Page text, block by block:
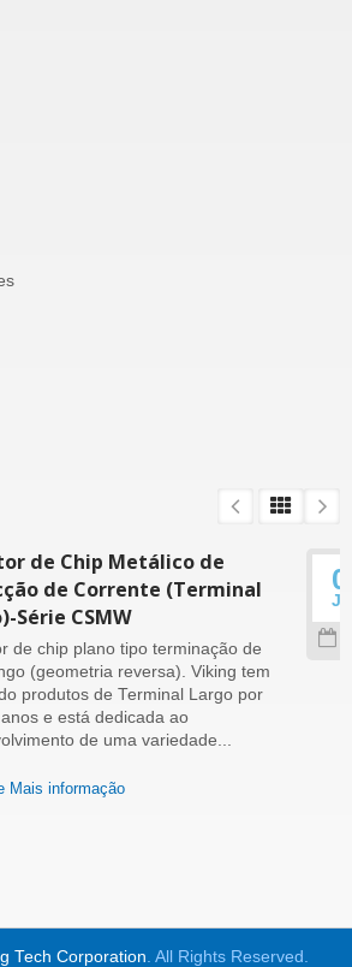
de Chip Metálico de
de Corrente (Terminal
Série CSMW
de chip plano tipo terminação de
(geometria reversa). Viking tem
produtos de Terminal Largo por
e está dedicada ao
de uma variedade...
Mais informação
Tech Corporation . All Rights Reserved.